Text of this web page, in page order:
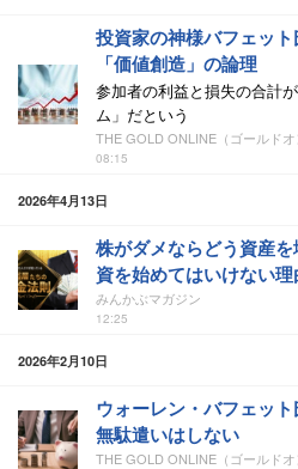
投資家の神様バフェッ
「価値創造」の論理
参加者の利益と損失の合計
ム」だという
THE GOLD ONLINE（ゴールドオ
08:15
2026年4月13日
株がダメならどう資産
資を始めてはいけない理
みんかぶマガジン
12:25
2026年2月10日
ウォーレン・バフェッ
無駄遣いはしない
THE GOLD ONLINE（ゴールドオ